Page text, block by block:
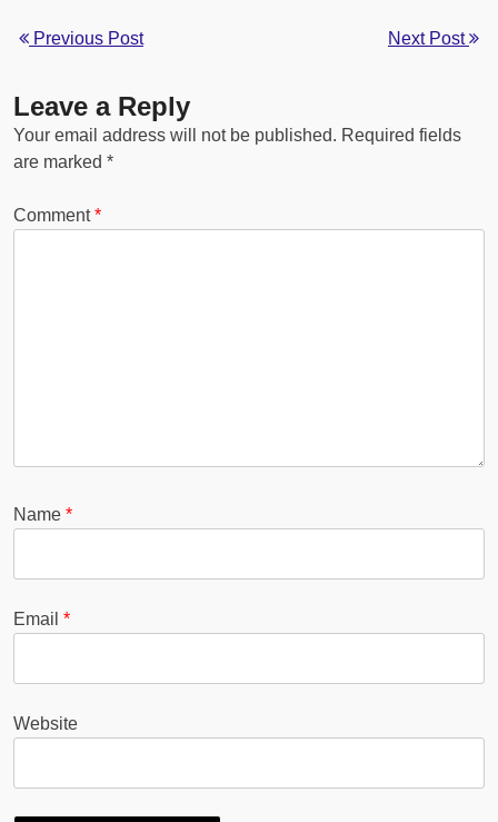
Previous Post Next Post
Leave a Reply
Your email address will not be published. Required fields
are marked *
Comment*
Name *
Email *
Website